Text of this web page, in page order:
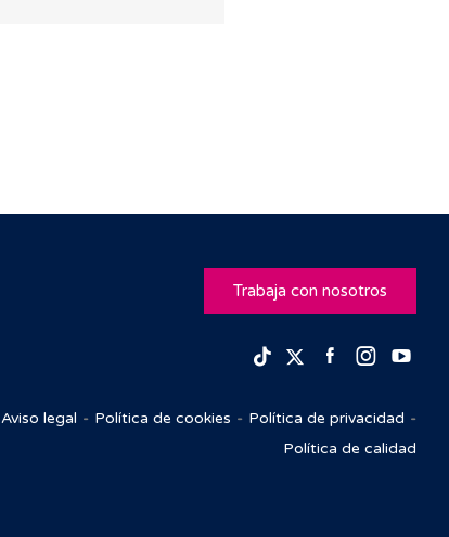
Trabaja con nosotros
TikTokTwitterFacebook
Aviso legal Política de cookies
Política de privacidad
Política de calidad